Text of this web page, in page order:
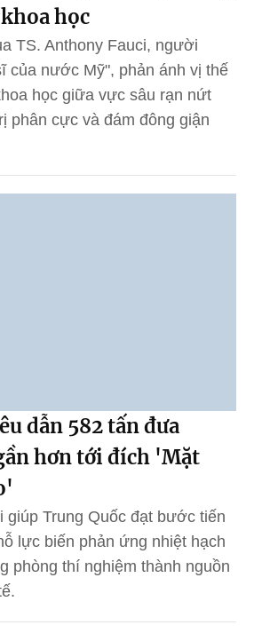
học
TS. Anthony Fauci, người
của nước Mỹ", phản ánh vị thế
học giữa vực sâu rạn nứt
phân cực và đám đông giận
dẫn 582 tấn đưa
hơn tới đích 'Mặt
Trung Quốc đạt bước tiến
lực biến phản ứng nhiệt hạch
phòng thí nghiệm thành nguồn